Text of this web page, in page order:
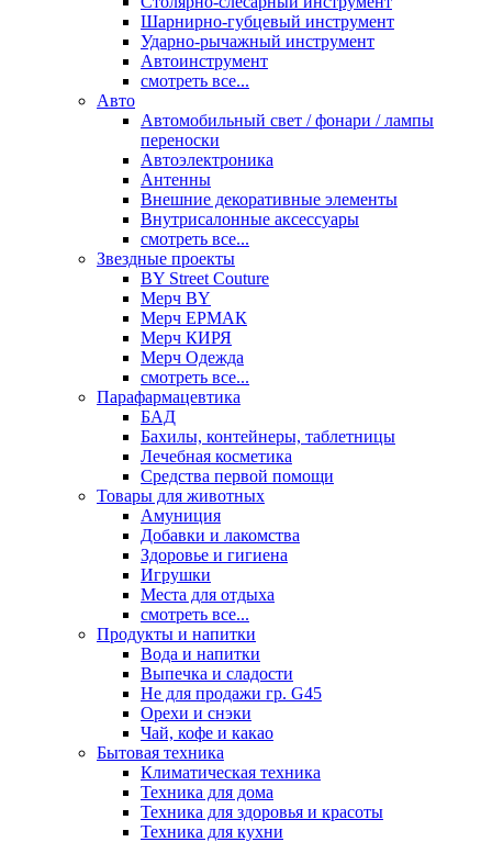
Шарнирно-губцевый инструмент
Ударно-рычажный инструмент
Автоинструмент
смотреть все...
Авто
Автомобильный свет / фонари / лампы
переноски
Автоэлектроника
Антенны
Внешние декоративные элементы
Внутрисалонные аксессуары
смотреть все...
Звездные проекты
BY Street Couture
Мерч BY
Мерч ЕРМАК
Мерч КИРЯ
Мерч Одежда
смотреть все...
Парафармацевтика
БАД
Бахилы, контейнеры, таблетницы
Лечебная косметика
Средства первой помощи
Товары для животных
Амуниция
Добавки и лакомства
Здоровье и гигиена
Игрушки
Места для отдыха
смотреть все...
Продукты и напитки
Вода и напитки
Выпечка и сладости
Не для продажи гр. G45
Орехи и снэки
Чай, кофе и какао
Бытовая техника
Климатическая техника
Техника для дома
Техника для здоровья и красоты
Техника для кухни